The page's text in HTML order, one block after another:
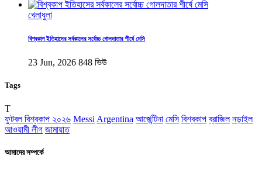
খেলাধুলা
বিশ্বকাপ ইতিহাসের সর্বকালের সর্বোচ্চ গোলদাতার শীর্ষে মেসি
23 Jun, 2026 848 ভিউ
Tags
T
ফুটবল বিশ্বকাপ ২০২৬ Messi Argentina আর্জেন্টিনা মেসি বিশ্বকাপ ব্রাজিল নড়াইল
আওয়ামী লীগ জামায়াত
আমাদের সম্পর্কে